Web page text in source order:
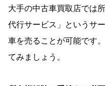
大手の中古車買取店では
代行サービス」というサ
車を売ることが可能です
てみましょう。